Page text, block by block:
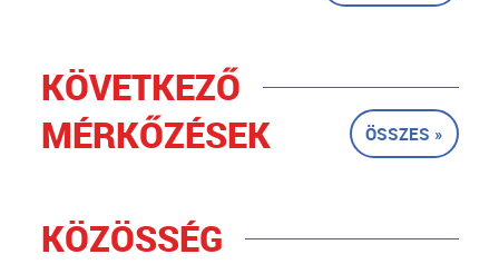
KÖVETKEZŐ
MÉRKŐZÉSEK
ÖSSZES »
KÖZÖSSÉG